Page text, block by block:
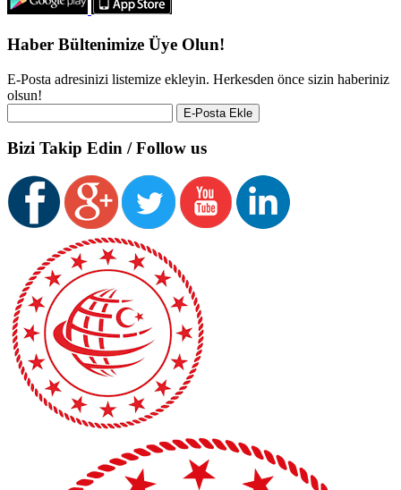
Haber Bültenimize Üye Olun!
E-Posta adresinizi listemize ekleyin. Herkesden önce sizin haberiniz
olsun!
Bizi Takip Edin / Follow us